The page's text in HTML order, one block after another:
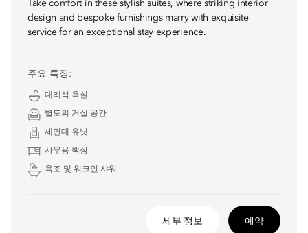
Take comfort in these stylish suites, where striking interior
design and bespoke furnishings marry with exquisite
service for an exceptional stay experience.
주요 특징:
대리석 욕실
별도의 거실 공간
세면대 유닛
사무용 책상
욕조 및 워크인 샤워
세부 정보 예약